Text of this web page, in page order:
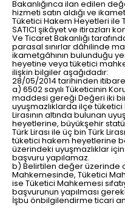
Bakanlığınca ilan edilen
hizmeti satın aldığı ve
Tüketici Hakem Heyetleri ile
SATICI şikâyet ve itirazları
Ve Ticaret Bakanlığı
parasal sınırlar dâhilinde
ikametgâhının bulunduğu
heyetine veya tüketici
ilişkin bilgiler aşağıdadır:
28/05/2014 tarihinden
a) 6502 sayılı Tüketicinin
maddesi gereği Değeri iki
uyuşmazlıklarda ilçe
Lirasının altında bulunan
heyetlerine, büyükşehir
Türk Lirası ile üç bin Türk
tüketici hakem heyetlerine
üzerindeki uyuşmazlıklar
başvuru yapılamaz.
b) Belirtilen değer üzerinde
Mahkemesinde, Tüketici
ise Tüketici Mahkemesi
başvurunun yapılması
İşbu önbilgilendirme ticari